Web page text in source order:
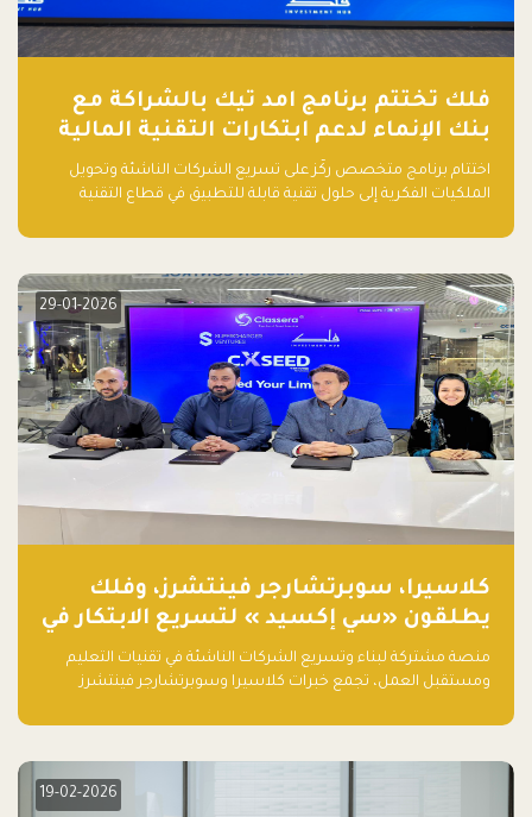
فلك تختتم برنامج امد تيك بالشراكة مع
بنك الإنماء لدعم ابتكارات التقنية المالية
اختتام برنامج متخصص ركّز على تسريع الشركات الناشئة وتحويل
الملكيات الفكرية إلى حلول تقنية قابلة للتطبيق في قطاع التقنية
29-01-2026
كلاسيرا، سوبرتشارجر فينتشرز، وفلك
يطلقون «سي إكسيد » لتسريع الابتكار في
تقنيات التعليم ومستقبل العمل
منصة مشتركة لبناء وتسريع الشركات الناشئة في تقنيات التعليم
ومستقبل العمل، تجمع خبرات كلاسيرا وسوبرتشارجر فينتشرز
العالمية.
19-02-2026